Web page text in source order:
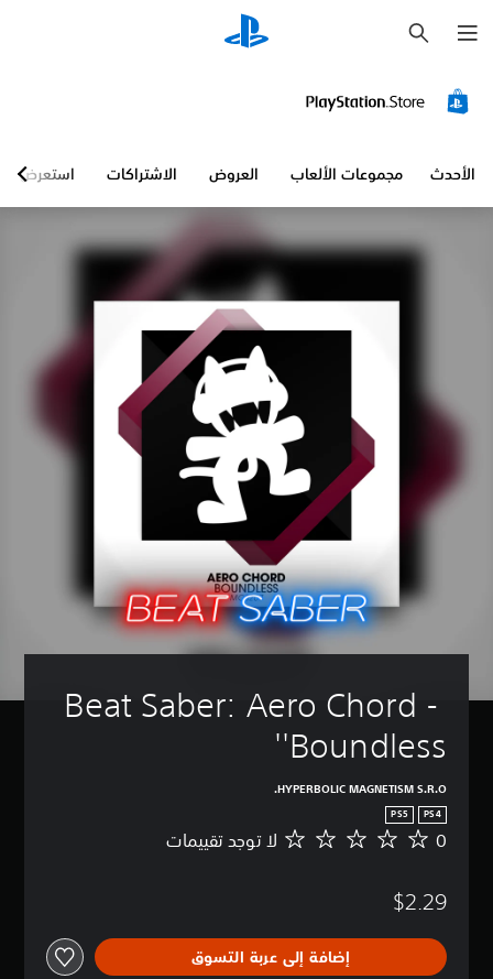
ح
ث
الأحدث مجموعات الألعاب العروض الاشتراكات استعرض
Beat Saber: Aero Chord -
'Boundless'
HYPERBOLIC MAGNETISM S.R.O.
PS4
PS5
ل
و
د
ت
0 لا توجد تقييمات
$2.29
إضافة إلى عربة التسوق